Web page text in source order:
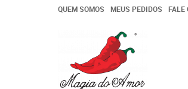
QUEM SOMOS MEUS PEDIDOS FALE